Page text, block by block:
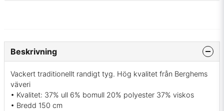
Beskrivning
Vackert traditionellt randigt tyg. Hög kvalitet från Berghems
väveri
• Kvalitet: 37% ull 6% bomull 20% polyester 37% viskos
• Bredd 150 cm